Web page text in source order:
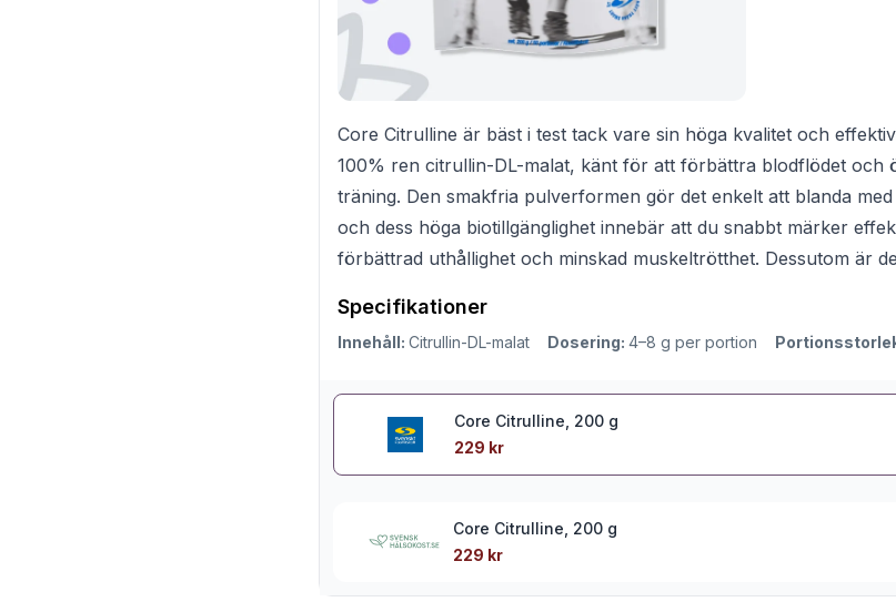
Core Citrulline är bäst i test tack vare sin höga kvalitet och
100% ren citrullin-DL-malat, känt för att förbättra blodflödet och
träning. Den smakfria pulverformen gör det enkelt att blanda
och dess höga biotillgänglighet innebär att du snabbt märker
förbättrad uthållighet och minskad muskeltrötthet. Dessutom är
Specifikationer
Innehåll: Citrullin-DL-malat Dosering: 4–8 g per portion
Core Citrulline, 200 g
229 kr
Core Citrulline, 200 g
229 kr